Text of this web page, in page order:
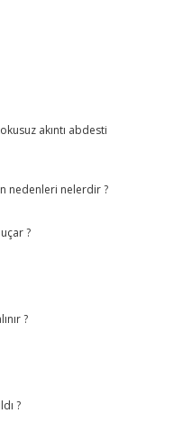
akıntı abdesti
nedenleri nelerdir ?
?
?
?